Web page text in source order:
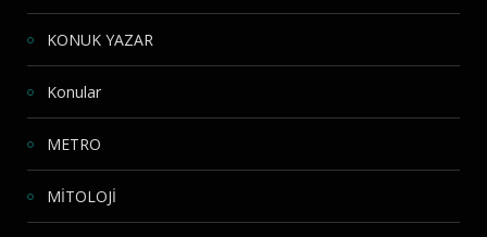
KONUK YAZAR
Konular
METRO
MİTOLOJİ